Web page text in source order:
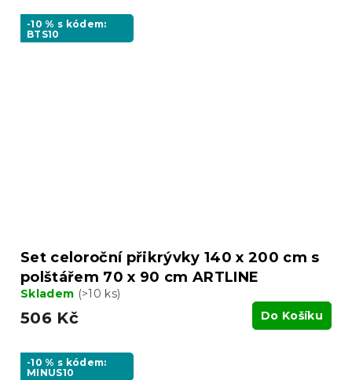
-10 % s kódem:
BTS10
Set celoroční přikrývky 140 x 200 cm s
polštářem 70 x 90 cm ARTLINE
Skladem (>10 ks)
506 Kč Do Košíku
-10 % s kódem:
MINUS10